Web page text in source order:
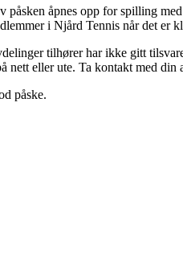
påsken åpnes opp for spilling
i Njård Tennis når det er
tilhører har ikke gitt
nett eller ute. Ta kontakt med
påske.